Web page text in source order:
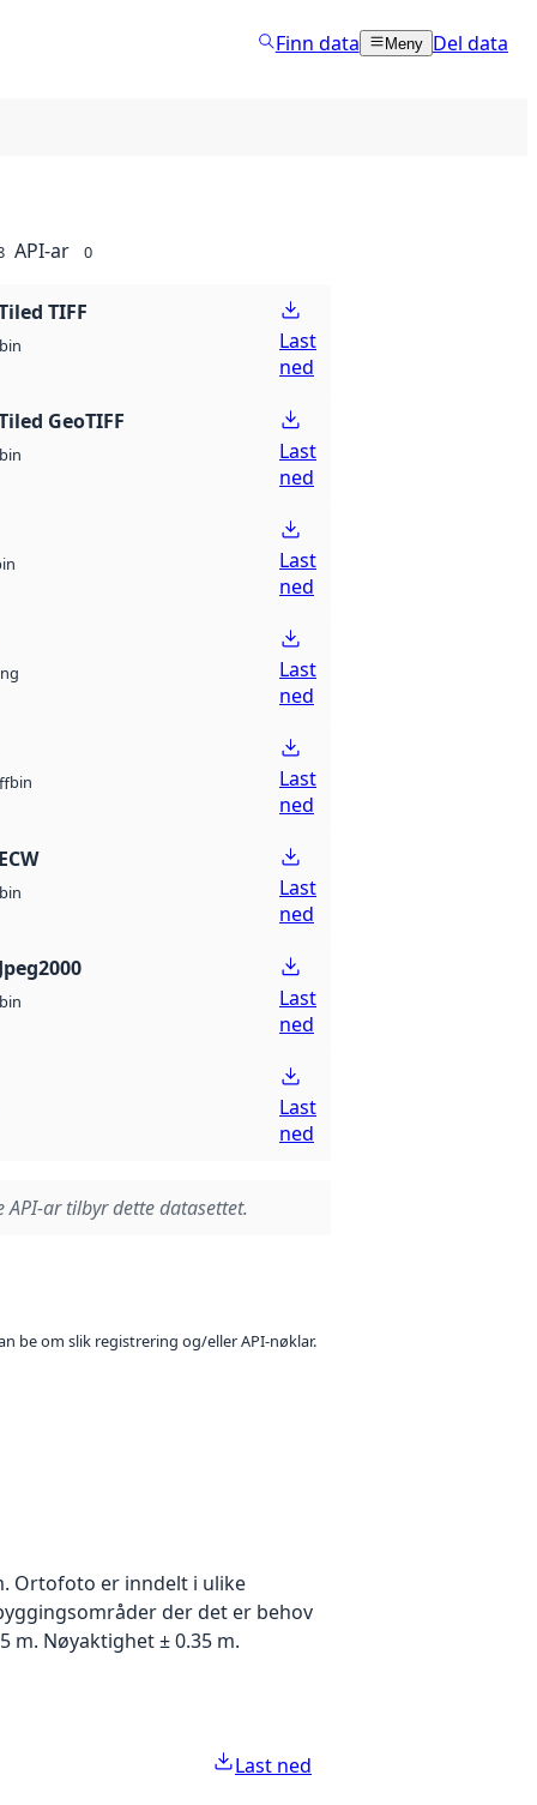
Finn data Meny Del data
API-ar 0
TIFF
bin
Last
ned
GeoTIFF
bin
Last
ned
Last
ned
Last
ned
bin
Last
ned
bin
Last
ned
bin
Last
ned
Last
ned
API-ar tilbyr dette datasettet.
be om slik registrering og/eller API-nøklar.
Ortofoto er inndelt i ulike
der det er behov
m. Nøyaktighet ± 0.35 m.
Last ned